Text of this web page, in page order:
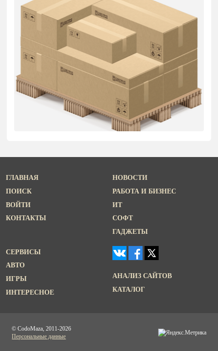
ГЛАВНАЯ
ПОИСК
ВОЙТИ
КОНТАКТЫ
НОВОСТИ
РАБОТА И БИЗНЕС
ИТ
СОФТ
ГАДЖЕТЫ
СЕРВИСЫ
АВТО
ИГРЫ
ИНТЕРЕСНОЕ
АНАЛИЗ САЙТОВ
КАТАЛОГ
© CodoMaza, 2011-2026
Персональные данные